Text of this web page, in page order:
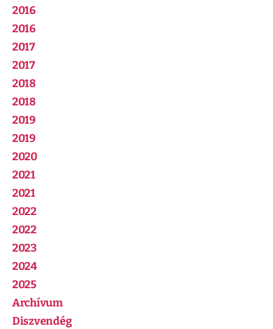
2016
2016
2017
2017
2018
2018
2019
2019
2020
2021
2021
2022
2022
2023
2024
2025
Archívum
Diszvendég